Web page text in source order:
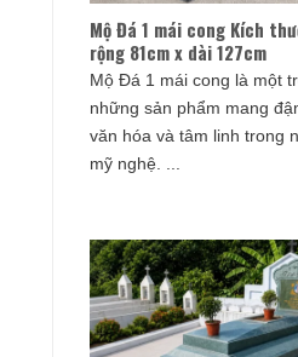
Mộ Đá 1 mái cong Kích
rộng 81cm x dài 127cm
Mộ Đá 1 mái cong là một
những sản phẩm mang
văn hóa và tâm linh trong
mỹ nghệ. ...